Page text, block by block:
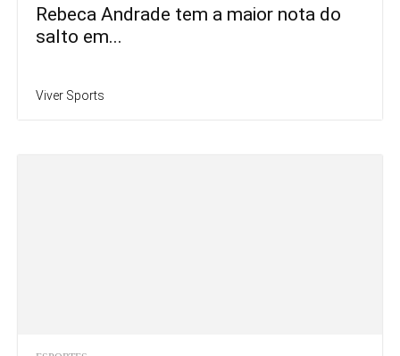
Rebeca Andrade tem a maior nota do
salto em...
Viver Sports